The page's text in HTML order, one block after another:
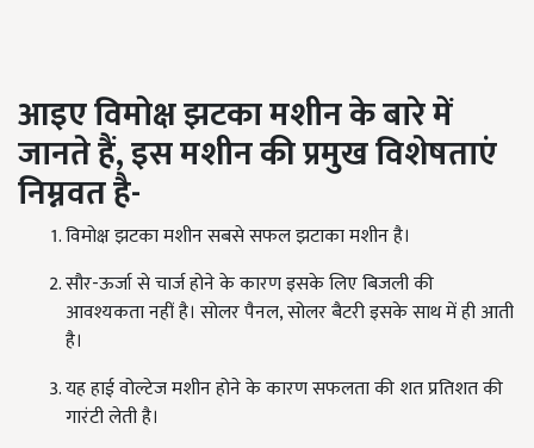
आइए विमोक्ष झटका मशीन के बारे में
जानते हैं, इस मशीन की प्रमुख विशेषताएं
निम्नवत है-
विमोक्ष झटका मशीन सबसे सफल झटाका मशीन है।
सौर-ऊर्जा से चार्ज होने के कारण इसके लिए बिजली की
आवश्यकता नहीं है। सोलर पैनल, सोलर बैटरी इसके साथ में ही आती
है।
यह हाई वोल्टेज मशीन होने के कारण सफलता की शत प्रतिशत की
गारंटी लेती है।